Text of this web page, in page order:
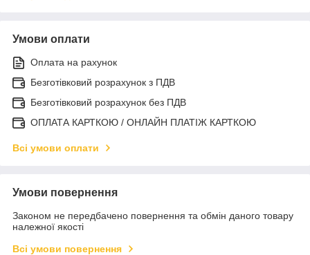
Умови оплати
Оплата на рахунок
Безготівковий розрахунок з ПДВ
Безготівковий розрахунок без ПДВ
ОПЛАТА КАРТКОЮ / ОНЛАЙН ПЛАТІЖ КАРТКОЮ
Всі умови оплати
Умови повернення
Законом не передбачено повернення та обмін даного товару
належної якості
Всі умови повернення